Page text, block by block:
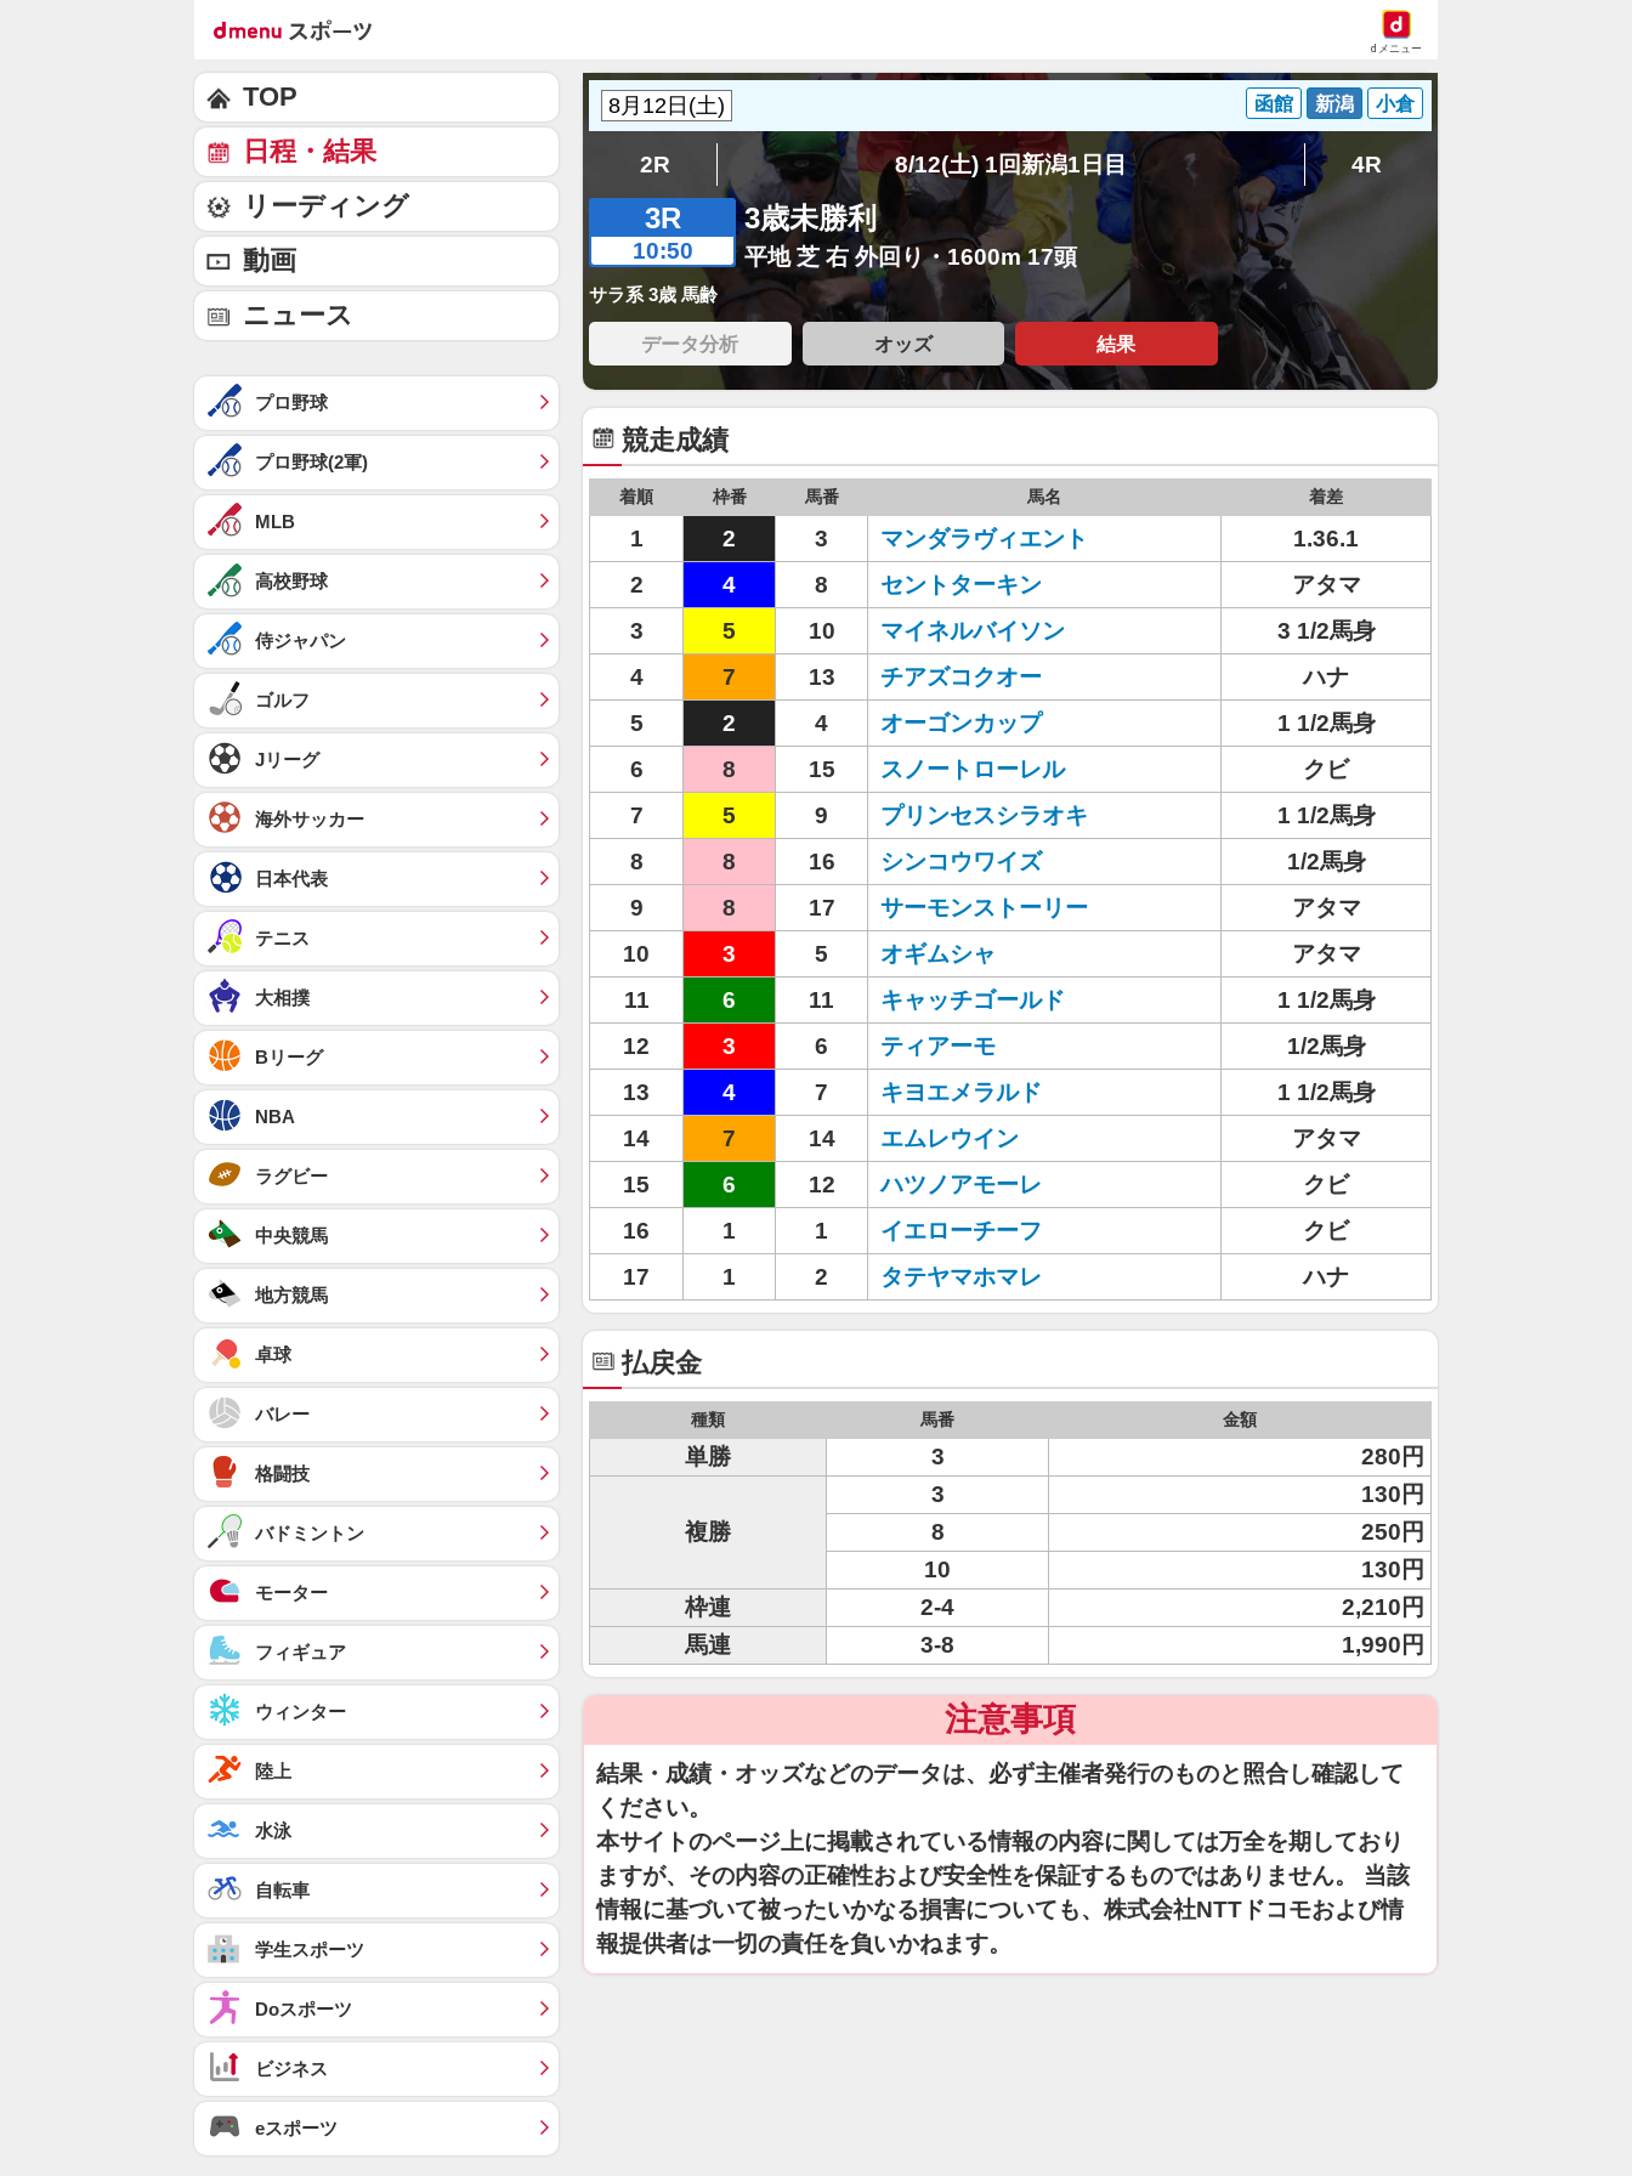
dメニュー
函館 新潟 小倉
2R 8/12(土) 1回新潟1日目 4R
3R
10:50
3歳未勝利
平地 芝 右 外回り・1600m 17頭
サラ系 3歳 馬齢
データ分析 オッズ 結果
競走成績
着順 枠番 馬番 馬名 着差
1 2 3 マンダラヴィエント
1.36.1
2
4 8 セントターキン
アタマ
3
5 10 マイネルバイソン
3 1/2馬身
4
7 13 チアズコクオー
ハナ
5
2 4 オーゴンカップ
1 1/2馬身
6
8 15 スノートローレル
クビ
7
5 9 プリンセスシラオキ
1 1/2馬身
8
8 16 シンコウワイズ
1/2馬身
9
8 17 サーモンストーリー
アタマ
10
3 5 オギムシャ
アタマ
11
6 11 キャッチゴールド
1 1/2馬身
12
3 6 ティアーモ
1/2馬身
13
4 7 キヨエメラルド
1 1/2馬身
14
7 14 エムレウイン
アタマ
15
6 12 ハツノアモーレ
クビ
16
1 1 イエローチーフ
クビ
17
1 2 タテヤマホマレ ハナ
払戻金
種類 馬番 金額
単勝 3 280円
複勝
3
130円
8
250円
10
130円
枠連
2-4
2,210円
馬連
3-8 1,990円
注意事項
結果・成績・オッズなどのデータは、必ず主催者発行のものと照合し確認して
ください。
本サイトのページ上に掲載されている情報の内容に関しては万全を期しており
ますが、その内容の正確性および安全性を保証するものではありません。 当該
情報に基づいて被ったいかなる損害についても、株式会社NTTドコモおよび情
報提供者は一切の責任を負いかねます。
TOP
日程・結果
リーディング
動画
ニュース
プロ野球
プロ野球(2軍)
MLB
高校野球
侍ジャパン
ゴルフ
Jリーグ
海外サッカー
日本代表
テニス
大相撲
Bリーグ
NBA
ラグビー
中央競馬
地方競馬
卓球
バレー
格闘技
バドミントン
モーター
フィギュア
ウィンター
陸上
水泳
自転車
学生スポーツ
Doスポーツ
ビジネス
eスポーツ